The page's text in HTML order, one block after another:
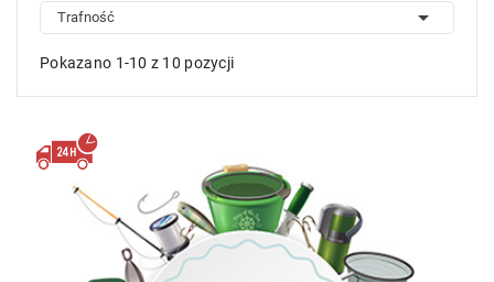
Trafność 
Pokazano 1-10 z 10 pozycji